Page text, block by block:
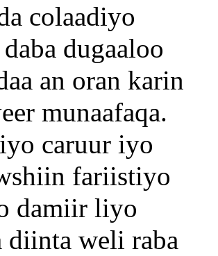
colaadiyo
dugaaloo
an oran karin
munaafaqa.
caruur iyo
fariistiyo
damiir liyo
diinta weli raba